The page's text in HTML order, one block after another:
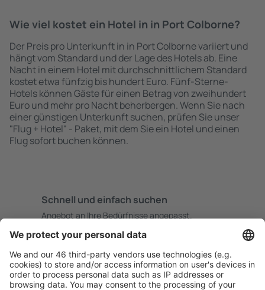
Wie viel kostet ein Hotel in in Port Colborne?
Der Preis pro Unterkunft in in Port Colborne variiert und
hängt vom Standard und der Lage des Hotels ab. Eine
Nacht in einem Hotel mit durchschnittlichem Standard
kostet etwa fünfzig bis hundert Euro. Fünf-Sterne-
Hotels können Gäste für einen Betrag von zweihundert
Euro und mehr pro Nacht beherbergen. Wenn Sie nach
einer günstigen Unterkunft suchen, prüfen Sie unser
"Flug + Hotel" - Paket, mit dem Sie ein Hotel und einen
Flug sofort buchen können.
Schnell und einfach suchen
Angebot an Ihre Bedürfnisse angepasst.
Sicher planen
Buchen ohne Sorgen mit einer kostenlosen
Stornierungsoption.